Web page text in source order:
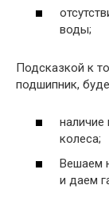
воды;
Подсказкой к
подшипник,
наличие
колеса;
Вешаем
и даем